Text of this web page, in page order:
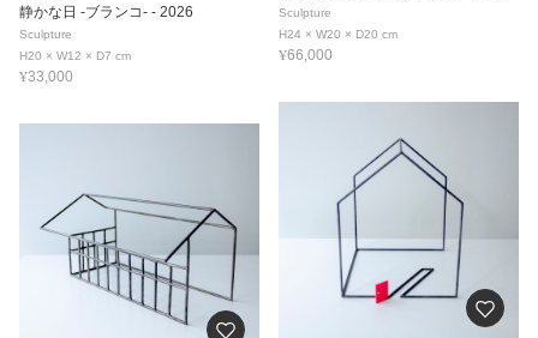
静かな日 -ブランコ- - 2026
Sculpture
H20 × W12 × D7 cm
¥33,000
Sculpture
H24 × W20 × D20 cm
¥66,000